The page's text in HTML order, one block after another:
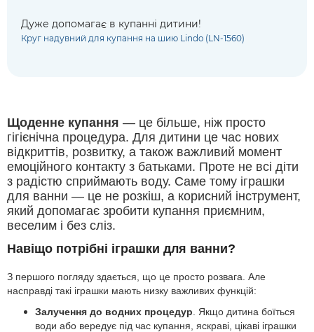
Дуже допомагає в купанні дитини!
Круг надувний для купання на шию Lindo (LN-1560)
Щоденне купання — це більше, ніж просто
гігієнічна процедура. Для дитини це час нових
відкриттів, розвитку, а також важливий момент
емоційного контакту з батьками. Проте не всі діти
з радістю сприймають воду. Саме тому іграшки
для ванни — це не розкіш, а корисний інструмент,
який допомагає зробити купання приємним,
веселим і без сліз.
Навіщо потрібні іграшки для ванни?
З першого погляду здається, що це просто розвага. Але
насправді такі іграшки мають низку важливих функцій:
Залучення до водних процедур . Якщо дитина боїться
води або вередує під час купання, яскраві, цікаві іграшки